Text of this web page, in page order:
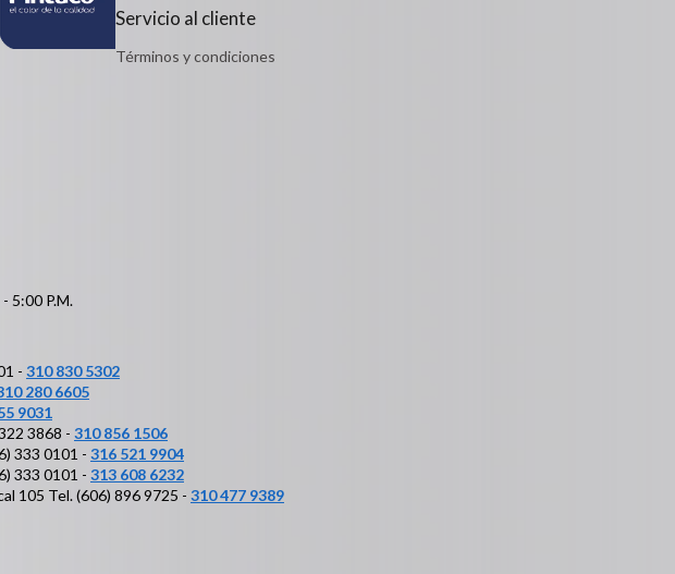
Servicio al cliente
Términos y condiciones
5:00 P.M.
- 310 830 5302
280 6605
9031
3868 - 310 856 1506
333 0101 - 316 521 9904
333 0101 - 313 608 6232
105 Tel. (606) 896 9725 - 310 477 9389